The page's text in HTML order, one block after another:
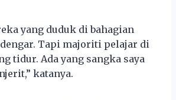
yang duduk di bahagian
Tapi majoriti pelajar di
tidur. Ada yang sangka saya
katanya.